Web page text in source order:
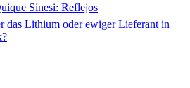
Sinesi: Reflejos
das Lithium oder ewiger Lieferant in